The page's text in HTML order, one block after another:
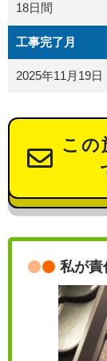
18日間
工事完了月
2025年11月19日
この
私が責